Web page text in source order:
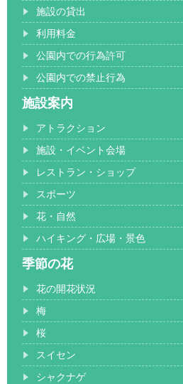
施設の貸出
利用料金
公園内での行為許可
公園内での禁止行為
施設案内
アトラクション
施設・イベント会場
レストラン・ショップ
スポーツ
花・自然
ハイキング・広場・景色
季節の花
花の開花状況
梅
桜
スイセン
シャクナゲ